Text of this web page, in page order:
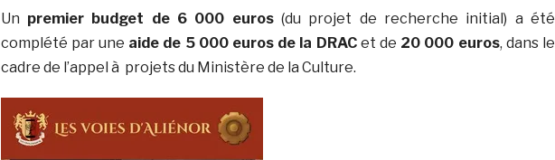
Un premier budget de 6 000 euros(du projet de recherche initial) a été
complété par une aide de 5 000 euros de la DRACet de 20 000 euros, dans le
cadre de l’appel à projets du Ministère de la Culture.